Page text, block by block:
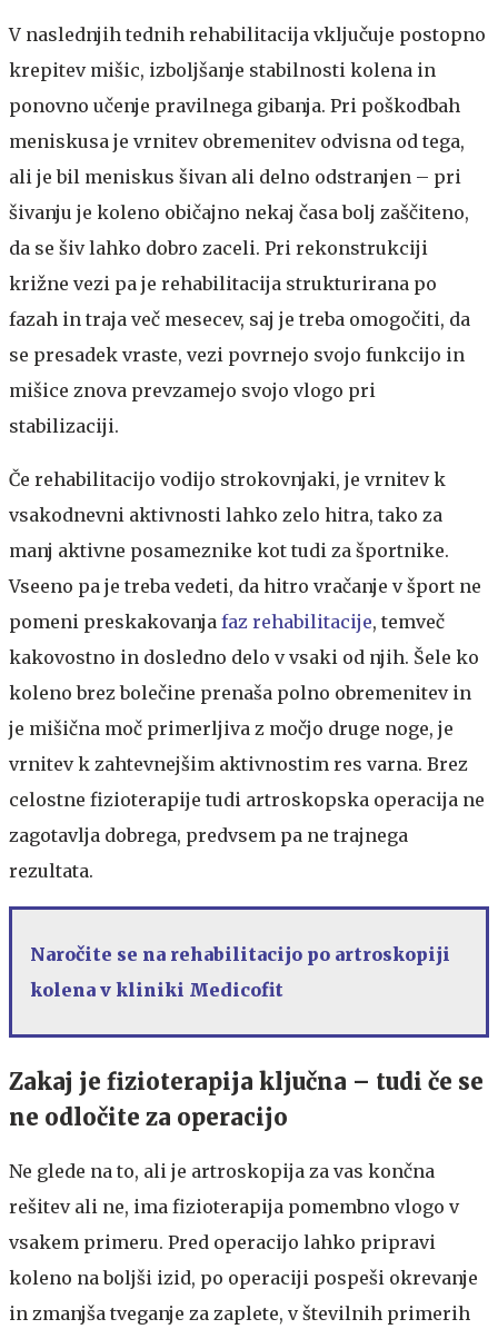
V naslednjih tednih rehabilitacija vključuje postopno
krepitev mišic, izboljšanje stabilnosti kolena in
ponovno učenje pravilnega gibanja. Pri poškodbah
meniskusa je vrnitev obremenitev odvisna od tega,
ali je bil meniskus šivan ali delno odstranjen – pri
šivanju je koleno običajno nekaj časa bolj zaščiteno,
da se šiv lahko dobro zaceli. Pri rekonstrukciji
križne vezi pa je rehabilitacija strukturirana po
fazah in traja več mesecev, saj je treba omogočiti, da
se presadek vraste, vezi povrnejo svojo funkcijo in
mišice znova prevzamejo svojo vlogo pri
stabilizaciji.
Če rehabilitacijo vodijo strokovnjaki, je vrnitev k
vsakodnevni aktivnosti lahko zelo hitra, tako za
manj aktivne posameznike kot tudi za športnike.
Vseeno pa je treba vedeti, da hitro vračanje v šport ne
pomeni preskakovanja faz rehabilitacije, temveč
kakovostno in dosledno delo v vsaki od njih. Šele ko
koleno brez bolečine prenaša polno obremenitev in
je mišična moč primerljiva z močjo druge noge, je
vrnitev k zahtevnejšim aktivnostim res varna. Brez
celostne fizioterapije tudi artroskopska operacija ne
zagotavlja dobrega, predvsem pa ne trajnega
rezultata.
Naročite se na rehabilitacijo po artroskopiji
kolena v kliniki Medicofit
Zakaj je fizioterapija ključna – tudi če se
ne odločite za operacijo
Ne glede na to, ali je artroskopija za vas končna
rešitev ali ne, ima fizioterapija pomembno vlogo v
vsakem primeru. Pred operacijo lahko pripravi
koleno na boljši izid, po operaciji pospeši okrevanje
in zmanjša tveganje za zaplete, v številnih primerih